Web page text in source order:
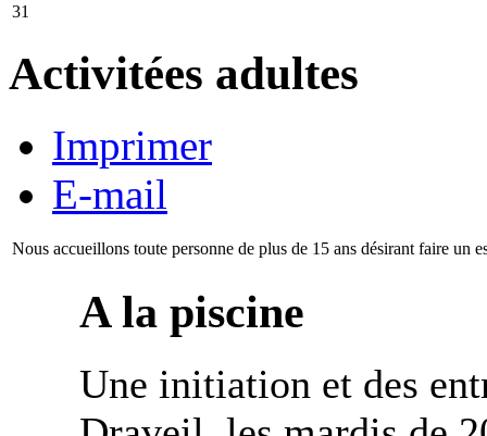
31
Activitées adultes
Imprimer
E-mail
Nous accueillons toute personne de plus de 15 ans désirant faire un
A la piscine
Une initiation et des